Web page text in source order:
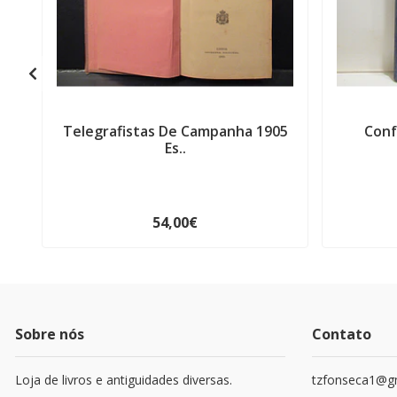
Telegrafistas De Campanha 1905
Es..
54,00€
Sobre nós
Loja de livros e antiguidades diversas.
Contato